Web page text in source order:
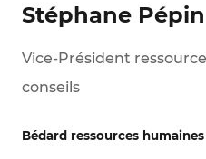
Stéphane Pépin
Vice-Président
conseils
Bédard ressources humaines